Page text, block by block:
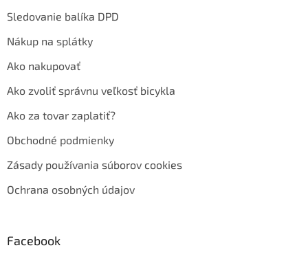
Sledovanie balíka DPD
Nákup na splátky
Ako nakupovať
Ako zvoliť správnu veľkosť bicykla
Ako za tovar zaplatiť?
Obchodné podmienky
Zásady používania súborov cookies
Ochrana osobných údajov
Facebook